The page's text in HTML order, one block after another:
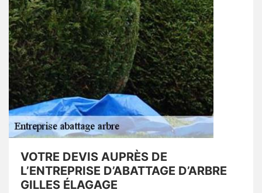
VOTRE DEVIS AUPRÈS DE
L’ENTREPRISE D’ABATTAGE D’ARBRE
GILLES ÉLAGAGE